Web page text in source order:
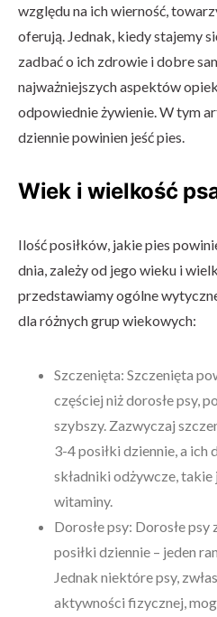
względu na ich wierność,
oferują. Jednak, kiedy stajemy
zadbać o ich zdrowie i dobre
najważniejszych aspektów
odpowiednie żywienie. W tym
dziennie powinien jeść pies.
Wiek i wielkość
Ilość posiłków, jakie pies
dnia, zależy od jego wieku i
przedstawiamy ogólne
dla różnych grup wiekowych:
Szczenięta: Szczenięta
częściej niż dorosłe psy,
szybszy. Zazwyczaj
3-4 posiłki dziennie, a
składniki odżywcze, takie
witaminy.
Dorosłe psy: Dorosłe
posiłki dziennie – jeden
Jednak niektóre psy,
aktywności fizycznej,